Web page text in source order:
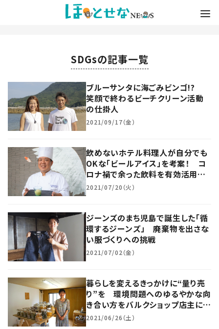
SDGsの記事一覧
ブルーサンタに海ごみビンゴ!?
笑顔で終わるビーチクリーン活動
の仕掛人
2021/09/17（金）
飲めないホテル料理人が自分でも
OKな「ビールアイス」を考案！ コ
ロナ禍で余った飲料を有効活用
岡山
2021/07/20（火）
ジーンズのまち児島で誕生した「循
環するジーンズ」 廃棄物を出さな
い服づくりへの挑戦
2021/07/02（金）
暮らしを変えるきっかけに“量り売
り”を 環境問題へのゆるやかな向
き合い方をバルクショップ店主に聞
く 大阪・福島区
2021/06/26（土）